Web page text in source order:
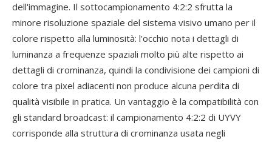
dell'immagine. Il sottocampionamento 4:2:2 sfrutta la
minore risoluzione spaziale del sistema visivo umano per il
colore rispetto alla luminosità: l'occhio nota i dettagli di
luminanza a frequenze spaziali molto più alte rispetto ai
dettagli di crominanza, quindi la condivisione dei campioni di
colore tra pixel adiacenti non produce alcuna perdita di
qualità visibile in pratica. Un vantaggio è la compatibilità con
gli standard broadcast: il campionamento 4:2:2 di UYVY
corrisponde alla struttura di crominanza usata negli